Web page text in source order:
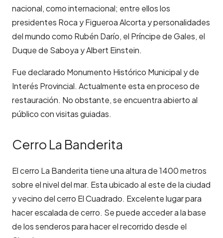
nacional, como internacional; entre ellos los
presidentes Roca y Figueroa Alcorta y personalidades
del mundo como Rubén Darío, el Príncipe de Gales, el
Duque de Saboya y Albert Einstein.
Fue declarado Monumento Histórico Municipal y de
Interés Provincial. Actualmente esta en proceso de
restauración. No obstante, se encuentra abierto al
público con visitas guiadas.
Cerro La Banderita
El cerro La Banderita tiene una altura de 1400 metros
sobre el nivel del mar. Esta ubicado al este de la ciudad
y vecino del cerro El Cuadrado. Excelente lugar para
hacer escalada de cerro. Se puede acceder a la base
de los senderos para hacer el recorrido desde el